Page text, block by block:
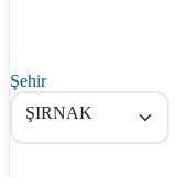
Şehir
ŞIRNAK